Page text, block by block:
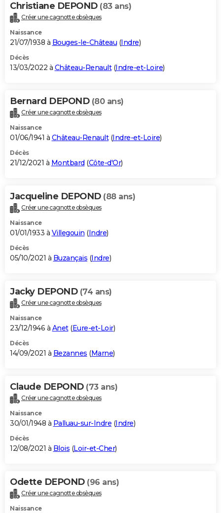
Christiane DEPOND (83 ans)
Créer une cagnotte obsèques
Naissance
21/07/1938 à Bouges-le-Château (Indre)
Décès
13/03/2022 à Château-Renault(Indre-et-Loire)
Bernard DEPOND (80 ans)
Créer une cagnotte obsèques
Naissance
01/06/1941 à Château-Renault(Indre-et-Loire)
Décès
21/12/2021 à Montbard (Côte-d'Or)
Jacqueline DEPOND (88 ans)
Créer une cagnotte obsèques
Naissance
01/01/1933 à Villegouin (Indre)
Décès
05/10/2021 à Buzançais (Indre)
Jacky DEPOND (74 ans)
Créer une cagnotte obsèques
Naissance
23/12/1946 à Anet(Eure-et-Loir)
Décès
14/09/2021 à Bezannes (Marne)
Claude DEPOND (73 ans)
Créer une cagnotte obsèques
Naissance
30/01/1948 à Palluau-sur-Indre (Indre)
Décès
12/08/2021 à Blois (Loir-et-Cher)
Odette DEPOND (96 ans)
Créer une cagnotte obsèques
Naissance